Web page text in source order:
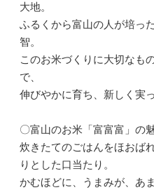
大地。
ふるくから富山の人が培っ
智。
このお米づくりに大切なも
で、
伸びやかに育ち、新しく実
〇富山のお米「富富富」の
炊きたてのごはんをほおば
りとした口当たり。
かむほどに、うまみが、あ